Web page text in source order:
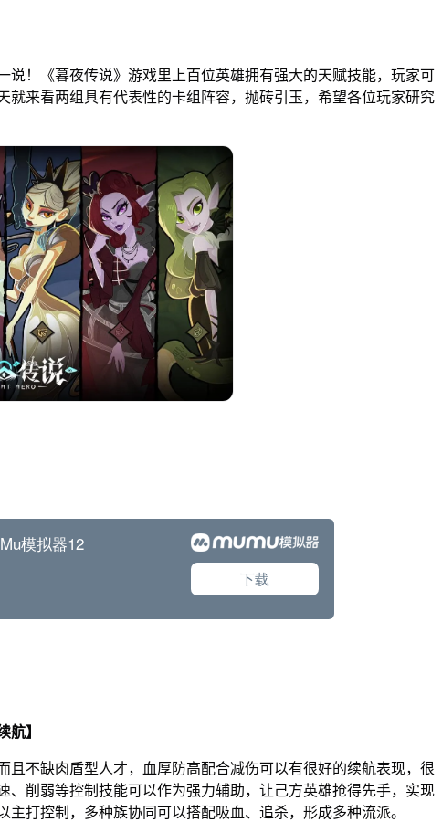
！《暮夜传说》游戏里上百位英雄拥有强大的天赋技能，玩家可
就来看两组具有代表性的卡组阵容，抛砖引玉，希望各位玩家研究
航】
不缺肉盾型人才，血厚防高配合减伤可以有很好的续航表现，很
、削弱等控制技能可以作为强力辅助，让己方英雄抢得先手，实现
主打控制，多种族协同可以搭配吸血、追杀，形成多种流派。